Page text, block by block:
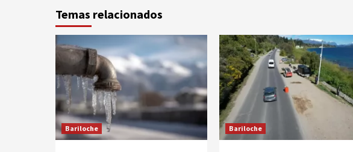
Temas relacionados
Bariloche Bariloche